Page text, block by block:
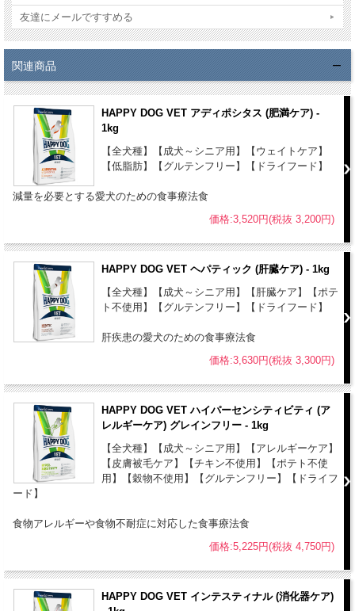
症
原材料：チキン、ポーク(精肉および内臓肉)、米、パースニップ、ミ
ミックスハーブ、ビタミン類(ビタミンA、ビタミンD3、ビタミンE、
ビタミンB1、ビタミンB2、ビタミンB6、ビオチン、Dパントテン酸カ
ルシウム、ナイアシン、ビタミンB12、葉酸、コリン)、ミネラル類
(銅、亜鉛、マンガン、ヨウ素酸カルシウム)、必須アミノ酸(DL-メチ
オニン)、その他栄養素(タウリン)
成分：
粗タンパク質 - 7.6 %以上
粗繊維 - 0.7 %以下
粗灰分 - 1.4 %以下
粗炭水化物 - 8.8 %
水分 - 77 %以下
カリウム - 0.18 %
ナトリウム - 0.11 %
マグネシウム - 0.02 %
クロライド - 0.28 %
サルファイド - 0.25 %
代謝エネルギー：100.5kcal / 100g
（溶解後の予防にコンプリートフードと混ぜて長期使用可能）
●その後2～4週間かけて10%ずつ段階的に適切なフードに切り替え
友達にメールですすめる
関連商品
HAPPY DOG VET アディポシタス (肥満ケア) -
1kg
【全犬種】【成犬～シニア用】【ウェイトケア】
【低脂肪】【グルテンフリー】【ドライフード】
減量を必要とする愛犬のための食事療法食
価格:3,520円(税抜 3,200円)
HAPPY DOG VET ヘパティック (肝臓ケア) - 1kg
【全犬種】【成犬～シニア用】【肝臓ケア】【ポテ
ト不使用】【グルテンフリー】【ドライフード】
肝疾患の愛犬のための食事療法食
価格:3,630円(税抜 3,300円)
HAPPY DOG VET ハイパーセンシティビティ (ア
レルギーケア) グレインフリー - 1kg
【全犬種】【成犬～シニア用】【アレルギーケア】
【皮膚被毛ケア】【チキン不使用】【ポテト不使
用】【穀物不使用】【グルテンフリー】【ドライフ
ード】
食物アレルギーや食物不耐症に対応した食事療法食
価格:5,225円(税抜 4,750円)
HAPPY DOG VET インテスティナル (消化器ケア)